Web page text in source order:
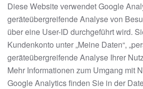
Diese Website verwendet Google
geräteübergreifende Analyse von
über eine User-ID durchgeführt wird.
Kundenkonto unter „Meine Daten“,
geräteübergreifende Analyse Ihrer
Mehr Informationen zum Umgang mit
Google Analytics finden Sie in der